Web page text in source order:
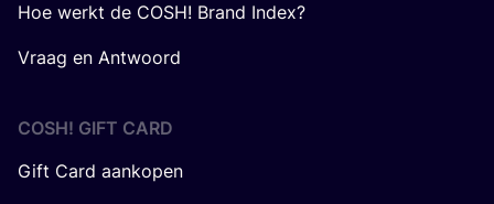
Hoe werkt de COSH! Brand Index?
Vraag en Antwoord
COSH! GIFT CARD
Gift Card aankopen